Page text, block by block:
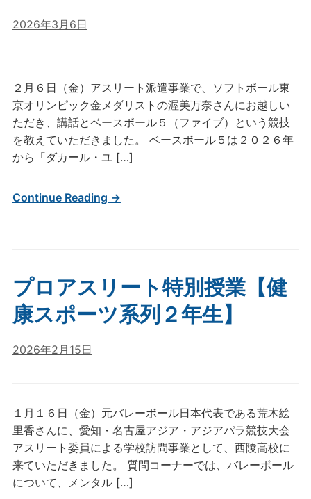
2026年3月6日
２月６日（金）アスリート派遣事業で、ソフトボール東
京オリンピック金メダリストの渥美万奈さんにお越しい
ただき、講話とベースボール５（ファイブ）という競技
を教えていただきました。 ベースボール５は２０２６年
から「ダカール・ユ […]
Continue Reading →
プロアスリート特別授業【健
康スポーツ系列２年生】
2026年2月15日
１月１６日（金）元バレーボール日本代表である荒木絵
里香さんに、愛知・名古屋アジア・アジアパラ競技大会
アスリート委員による学校訪問事業として、西陵高校に
来ていただきました。 質問コーナーでは、バレーボール
について、メンタル […]